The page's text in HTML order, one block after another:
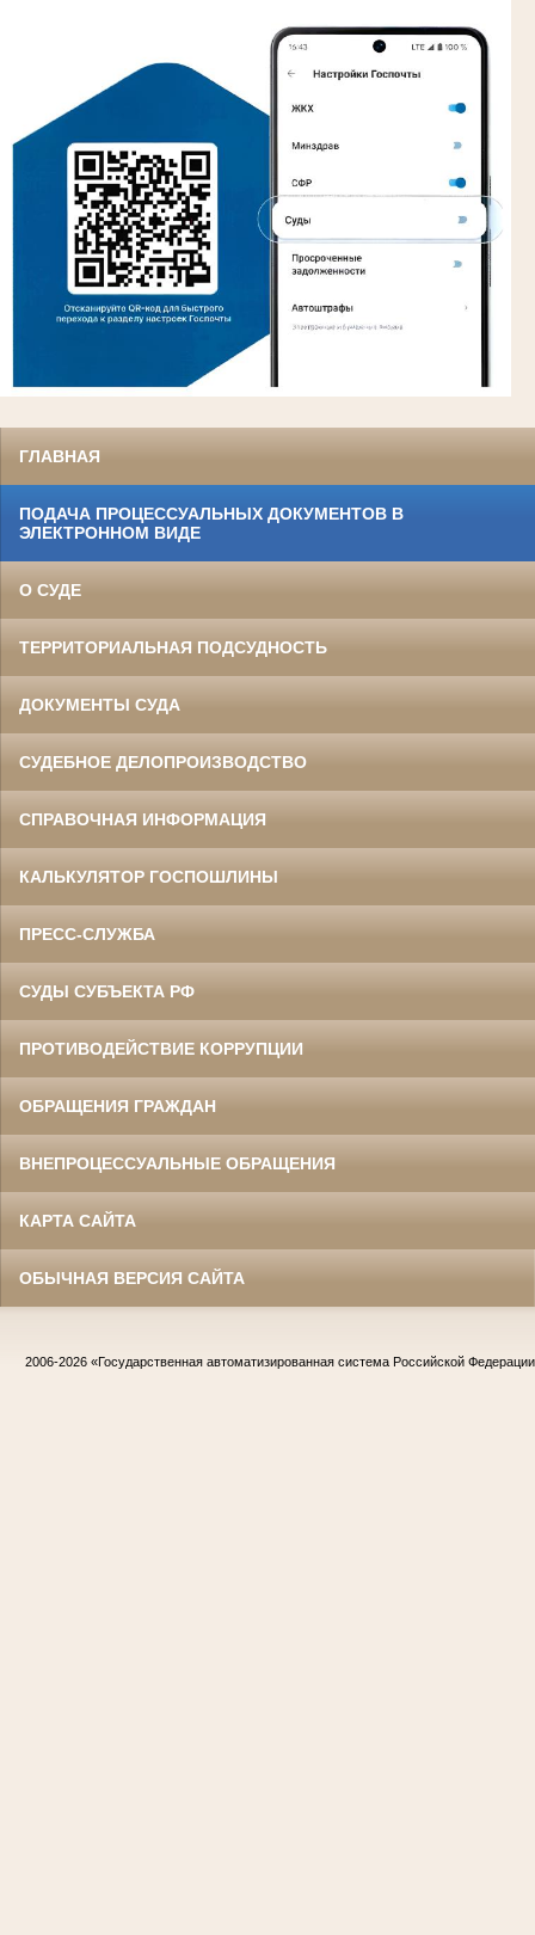
ГЛАВНАЯ
ПОДАЧА ПРОЦЕССУАЛЬНЫХ ДОКУМЕНТОВ В
ЭЛЕКТРОННОМ ВИДЕ
О СУДЕ
ТЕРРИТОРИАЛЬНАЯ ПОДСУДНОСТЬ
ДОКУМЕНТЫ СУДА
СУДЕБНОЕ ДЕЛОПРОИЗВОДСТВО
СПРАВОЧНАЯ ИНФОРМАЦИЯ
КАЛЬКУЛЯТОР ГОСПОШЛИНЫ
ПРЕСС-СЛУЖБА
СУДЫ СУБЪЕКТА РФ
ПРОТИВОДЕЙСТВИЕ КОРРУПЦИИ
ОБРАЩЕНИЯ ГРАЖДАН
ВНЕПРОЦЕССУАЛЬНЫЕ ОБРАЩЕНИЯ
КАРТА САЙТА
ОБЫЧНАЯ ВЕРСИЯ САЙТА
2006-2026 «Государственная автоматизированная система Российской